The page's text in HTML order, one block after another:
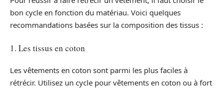
bon cycle en fonction du matériau. Voici quelques
recommandations basées sur la composition des tissus :
1. Les tissus en coton
Les vêtements en coton sont parmi les plus faciles à
rétrécir. Utilisez un cycle pour vêtements en coton ou à fort